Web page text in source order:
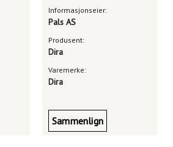
Informasjonseier:
Pals AS
Produsent:
Dira
Varemerke:
Dira
Sammenlign